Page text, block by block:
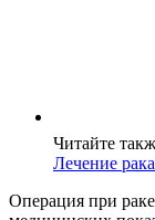
Читайте
Лечение
Операция при раке